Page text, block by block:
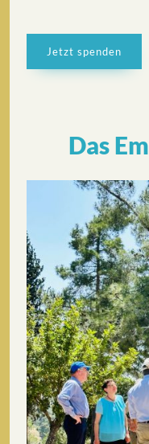
Jetzt spenden
Das